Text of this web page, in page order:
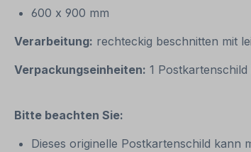
600 x 900 mm
Verarbeitung: rechteckig beschnitten mit
Verpackungseinheiten: 1
Bitte beachten Sie:
Dieses originelle Postkartenschild kann